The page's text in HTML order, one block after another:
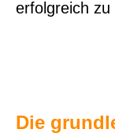
erfolgreich zu
Die